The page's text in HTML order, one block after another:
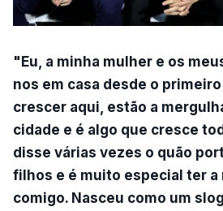
"Eu, a minha mulher e os
nos em casa desde o primeiro
crescer aqui, estão a
cidade e é algo que cresce
disse várias vezes o quão
filhos e é muito especial ter a
comigo. Nasceu como um